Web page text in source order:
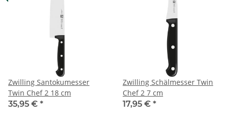
Zwilling Santokumesser
Twin Chef 2 18 cm
35,95 € *
Zwilling Schälmesser Twin
Chef 2 7 cm
17,95 € *